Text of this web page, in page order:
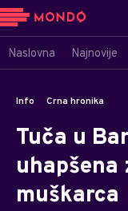
Naslovna Najnovije
Info Crna hronika
Tuča u
uhapšena
muškarca